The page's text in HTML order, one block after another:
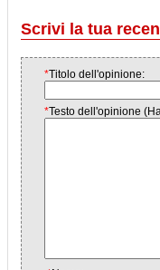
Scrivi la tua
*Titolo dell'opinione:
*Testo dell'opinione